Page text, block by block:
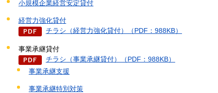
小規模企業経営安定貸付
経営力強化貸付
チラシ（経営力強化貸付）（PDF：988KB）
事業承継貸付
チラシ（事業承継貸付）（PDF：988KB）
事業承継支援
事業承継特別対策